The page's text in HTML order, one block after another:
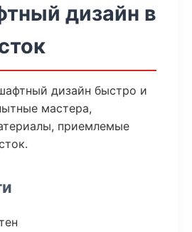
дизайн в
дизайн быстро и
мастера,
приемлемые